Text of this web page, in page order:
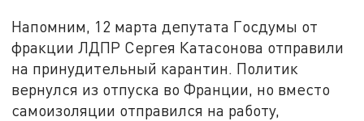
Напомним, 12 марта депутата Госдумы от
фракции ЛДПР Сергея Катасонова отправили
на принудительный карантин. Политик
вернулся из отпуска во Франции, но вместо
самоизоляции отправился на работу,